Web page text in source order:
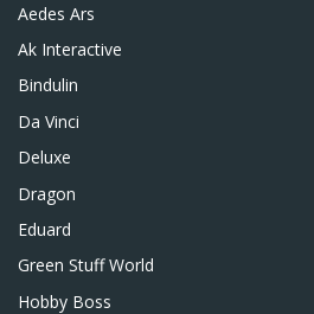
Aedes Ars
Ak Interactive
Bindulin
Da Vinci
Deluxe
Dragon
Eduard
Green Stuff World
Hobby Boss